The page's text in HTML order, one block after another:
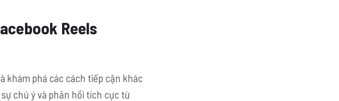
Reels
khám phá các cách tiếp cận khác
chú ý và phản hồi tích cực từ